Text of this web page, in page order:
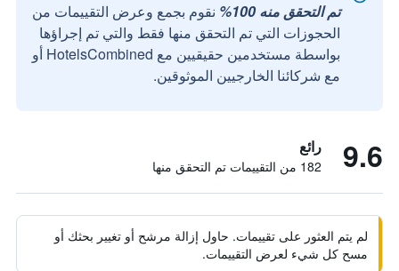
تم التحقق منه 100%
نقوم بجمع وعرض التقييمات من
الحجوزات التي تم التحقق منها فقط والتي تم إجراؤها
بواسطة مستخدمين حقيقيين مع HotelsCombined أو
مع شركائنا الخارجيين الموثوقين.
9.6 رائع
182 من التقييمات تم التحقق منها
لم يتم العثور على تقييمات. حاول إزالة مرشح أو تغيير بحثك أو
مسح كل شيء لعرض التقييمات.